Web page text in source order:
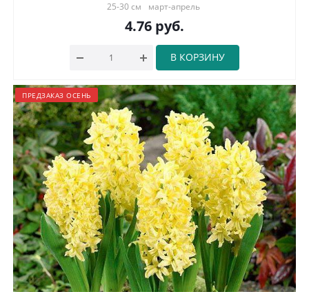
25-30 см
март-апрель
4.76 руб.
В КОРЗИНУ
ПРЕДЗАКАЗ ОСЕНЬ